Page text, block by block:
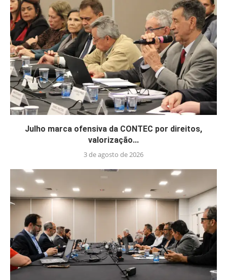
Julho marca ofensiva da CONTEC por direitos,
valorização...
3 de agosto de 2026